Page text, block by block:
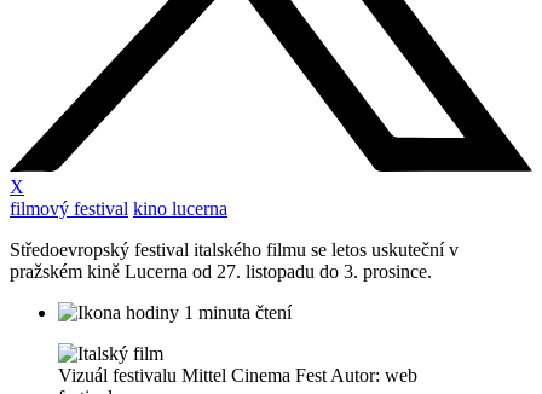
X
filmový festival kino lucerna
Středoevropský festival italského filmu se letos uskuteční v
pražském kině Lucerna od 27. listopadu do 3. prosince.
1 minuta čtení
Vizuál festivalu Mittel Cinema Fest Autor: web